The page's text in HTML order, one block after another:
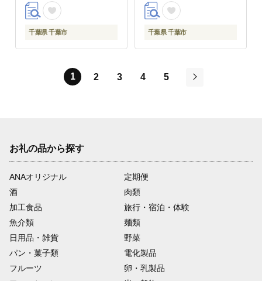
薪割り スツール
千葉県 千葉市
薪割り スツール
千葉県 千葉市
1 2 3 4
5
お礼の品から探す
ANAオリジナル
定期便
酒
肉類
加工食品
旅行・宿泊・体験
魚介類
麺類
日用品・雑貨
野菜
パン・菓子類
電化製品
フルーツ
卵・乳製品